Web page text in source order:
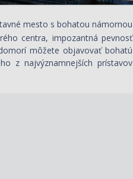
mesto s bohatou námornou
centra, impozantná pevnosť
môžete objavovať bohatú
z najvýznamnejších prístavov